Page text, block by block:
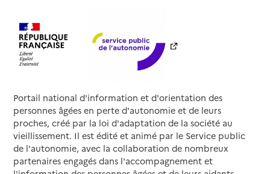
Portail national d'information et d'orientation des
personnes âgées en perte d'autonomie et de leurs
proches, créé par la loi d'adaptation de la société au
vieillissement. Il est édité et animé par le Service public
de l'autonomie, avec la collaboration de nombreux
partenaires engagés dans l'accompagnement et